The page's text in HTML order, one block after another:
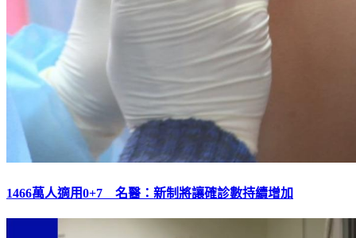
1466萬人適用0+7 名醫：新制將讓確診數持續增加